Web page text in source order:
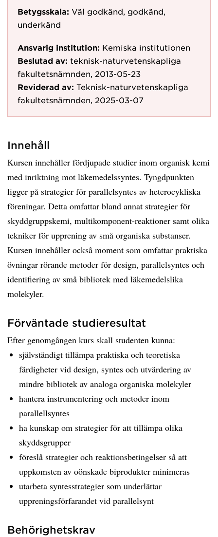
Betygsskala: Väl godkänd, godkänd,
underkänd
Ansvarig institution: Kemiska institutionen
Beslutad av: teknisk-naturvetenskapliga
fakultetsnämnden, 2013-05-23
Reviderad av: Teknisk-naturvetenskapliga
fakultetsnämnden, 2025-03-07
Innehåll
Kursen innehåller fördjupade studier inom organisk kemi
med inriktning mot läkemedelssyntes. Tyngdpunkten
ligger på strategier för parallelsyntes av heterocykliska
föreningar. Detta omfattar bland annat strategier för
skyddgruppskemi, multikomponent-reaktioner samt olika
tekniker för upprening av små organiska substanser.
Kursen innehåller också moment som omfattar praktiska
övningar rörande metoder för design, parallelsyntes och
identifiering av små bibliotek med läkemedelslika
molekyler.
Förväntade studieresultat
Efter genomgången kurs skall studenten kunna:
självständigt tillämpa praktiska och teoretiska
färdigheter vid design, syntes och utvärdering av
mindre bibliotek av analoga organiska molekyler
hantera instrumentering och metoder inom
parallellsyntes
ha kunskap om strategier för att tillämpa olika
skyddsgrupper
föreslå strategier och reaktionsbetingelser så att
uppkomsten av oönskade biprodukter minimeras
utarbeta syntesstrategier som underlättar
uppreningsförfarandet vid parallelsynt
Behörighetskrav